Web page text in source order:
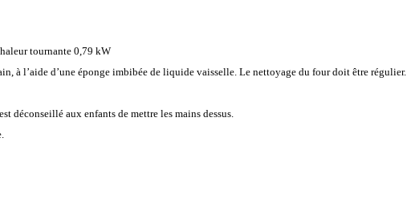
tournante 0,79 kW
à l’aide d’une éponge imbibée de liquide vaisselle. Le nettoyage du four doit être régulier.
déconseillé aux enfants de mettre les mains dessus.